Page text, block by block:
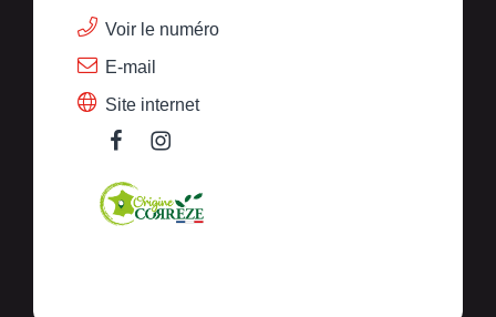
Voir le numéro
E-mail
Site internet